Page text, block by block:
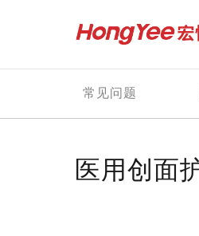
常见问题
医用创面